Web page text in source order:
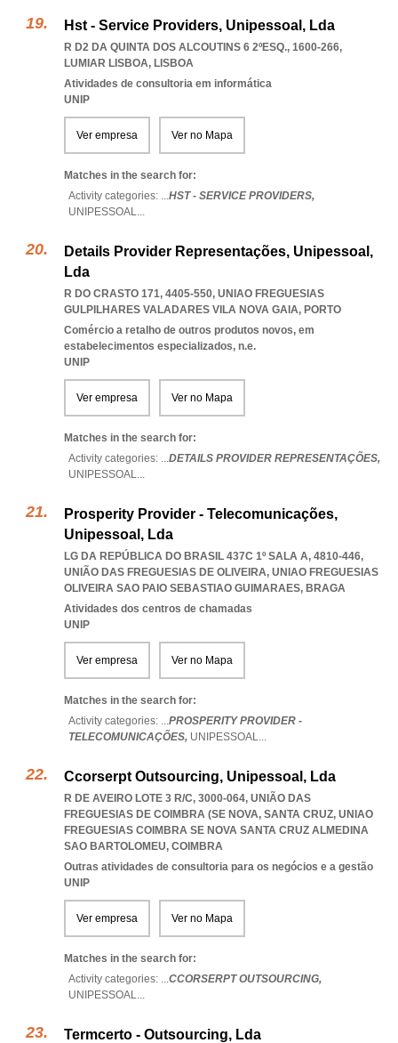
Hst - Service Providers, Unipessoal, Lda
R D2 DA QUINTA DOS ALCOUTINS 6 2ºESQ., 1600-266,
LUMIAR LISBOA, LISBOA
Atividades de consultoria em informática
UNIP
Ver empresa Ver no Mapa
Matches in the search for:
Activity categories: ...HST - SERVICE PROVIDERS,
UNIPESSOAL...
Details Provider Representações, Unipessoal,
Lda
R DO CRASTO 171, 4405-550, UNIAO FREGUESIAS
GULPILHARES VALADARES VILA NOVA GAIA, PORTO
Comércio a retalho de outros produtos novos, em
estabelecimentos especializados, n.e.
UNIP
Ver empresa Ver no Mapa
Matches in the search for:
Activity categories: ...DETAILS PROVIDER REPRESENTAÇÕES,
UNIPESSOAL...
Prosperity Provider - Telecomunicações,
Unipessoal, Lda
LG DA REPÚBLICA DO BRASIL 437C 1º SALA A, 4810-446,
UNIÃO DAS FREGUESIAS DE OLIVEIRA, UNIAO FREGUESIAS
OLIVEIRA SAO PAIO SEBASTIAO GUIMARAES, BRAGA
Atividades dos centros de chamadas
UNIP
Ver empresa Ver no Mapa
Matches in the search for:
Activity categories: ...PROSPERITY PROVIDER -
TELECOMUNICAÇÕES, UNIPESSOAL...
Ccorserpt Outsourcing, Unipessoal, Lda
R DE AVEIRO LOTE 3 R/C, 3000-064, UNIÃO DAS
FREGUESIAS DE COIMBRA (SE NOVA, SANTA CRUZ, UNIAO
FREGUESIAS COIMBRA SE NOVA SANTA CRUZ ALMEDINA
SAO BARTOLOMEU, COIMBRA
Outras atividades de consultoria para os negócios e a gestão
UNIP
Ver empresa Ver no Mapa
Matches in the search for:
Activity categories: ...CCORSERPT OUTSOURCING,
UNIPESSOAL...
Termcerto - Outsourcing, Lda